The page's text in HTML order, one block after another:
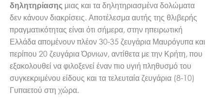
δηλητηρίασης μιας και τα δηλητηριασμένα δολώματα
δεν κάνουν διακρίσεις. Αποτέλεσμα αυτής της θλιβερής
πραγματικότητας είναι ότι σήμερα, στην ηπειρωτική
Ελλάδα απομένουν πλέον 30-35 ζευγάρια Μαυρόγυπα και
περίπου 20 ζευγάρια Όρνιων, αντίθετα με την Κρήτη, που
εξακολουθεί να φιλοξενεί έναν πιο υγιή πληθυσμό του
συγκεκριμένου είδους και τα τελευταία ζευγάρια (8-10)
Γυπαετού στη χώρα.